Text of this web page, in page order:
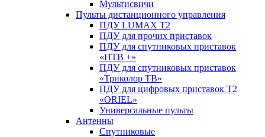
Мультисвичи
Пульты дистанционного управления
ПДУ LUMAX Т2
ПДУ для прочих приставок
ПДУ для спутниковых приставок
«НТВ +»
ПДУ для спутниковых приставок
«Триколор ТВ»
ПДУ для цифровых приставок Т2
«ORIEL»
Универсальные пульты
Антенны
Спутниковые